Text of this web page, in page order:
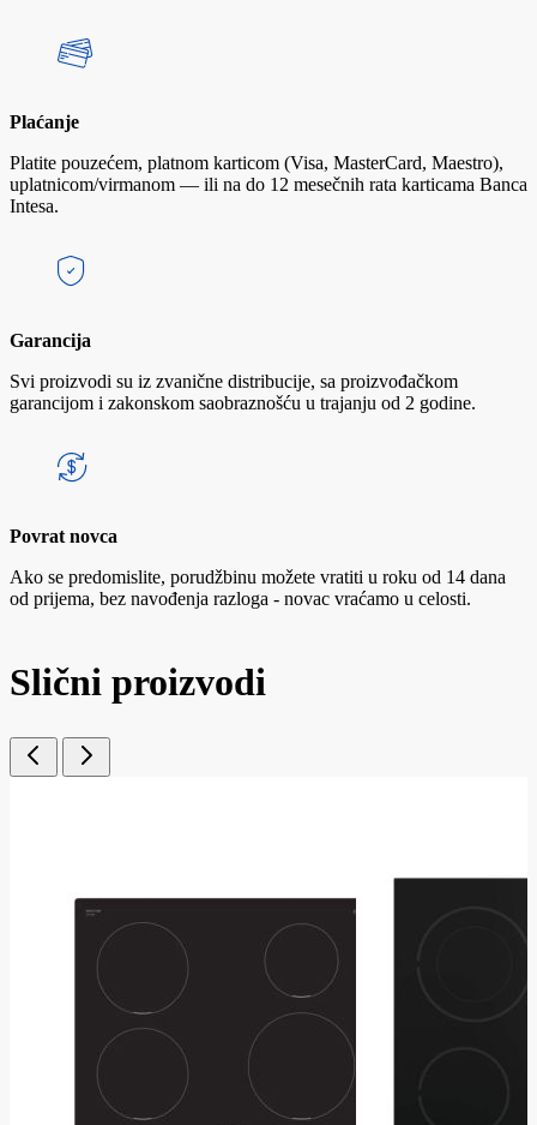
Plaćanje
Platite pouzećem, platnom karticom (Visa, MasterCard, Maestro),
uplatnicom/virmanom — ili na do 12 mesečnih rata karticama Banca
Intesa.
Garancija
Svi proizvodi su iz zvanične distribucije, sa proizvođačkom
garancijom i zakonskom saobraznošću u trajanju od 2 godine.
Povrat novca
Ako se predomislite, porudžbinu možete vratiti u roku od 14 dana
od prijema, bez navođenja razloga - novac vraćamo u celosti.
Slični proizvodi